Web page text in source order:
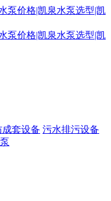
成套设备 污水排污设备